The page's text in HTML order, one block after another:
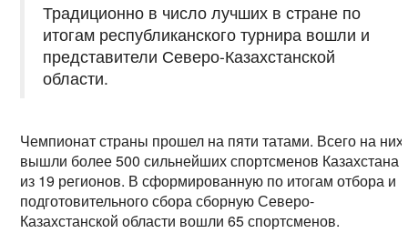
Традиционно в число лучших в стране по
итогам республиканского турнира вошли и
представители Северо-Казахстанской
области.
Чемпионат страны прошел на пяти татами. Всего на них
вышли более 500 сильнейших спортсменов Казахстана
из 19 регионов. В сформированную по итогам отбора и
подготовительного сбора сборную Северо-
Казахстанской области вошли 65 спортсменов.